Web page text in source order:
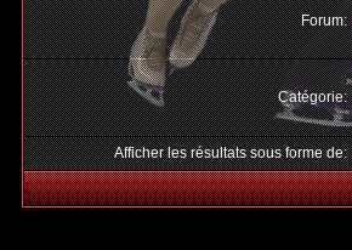
Forum:
Catégorie:
Afficher les résultats sous forme de: